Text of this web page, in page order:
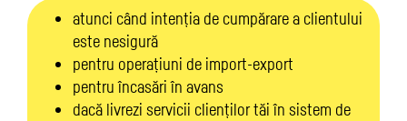
atunci când intenția de cumpărare a clientului
este nesigură
pentru operațiuni de import-export
pentru încasări în avans
dacă livrezi servicii clienților tăi în sistem de